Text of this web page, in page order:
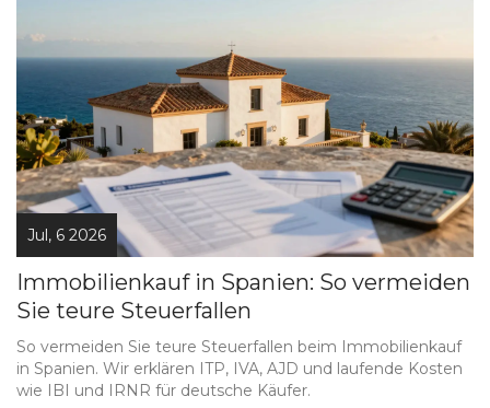
Jul, 6 2026
Immobilienkauf in Spanien: So vermeiden
Sie teure Steuerfallen
So vermeiden Sie teure Steuerfallen beim Immobilienkauf
in Spanien. Wir erklären ITP, IVA, AJD und laufende Kosten
wie IBI und IRNR für deutsche Käufer.